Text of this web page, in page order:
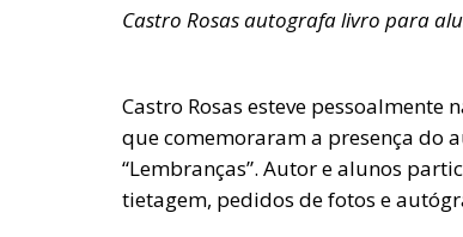
Castro Rosas autografa livro para
Castro Rosas esteve pessoalmente
que comemoraram a presença do
“Lembranças”. Autor e alunos
tietagem, pedidos de fotos e